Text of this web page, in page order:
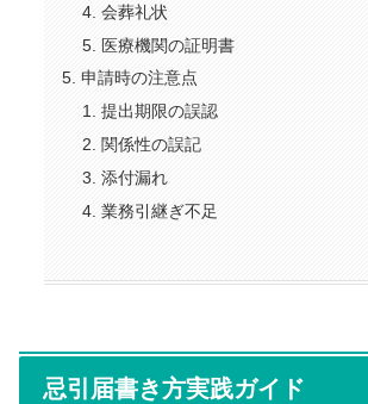
会葬礼状
医療機関の証明書
申請時の注意点
提出期限の誤認
関係性の誤記
添付漏れ
業務引継ぎ不足
忌引届書き方実践ガイド